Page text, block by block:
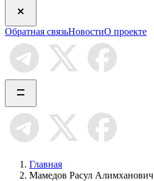
Обратная связьНовостиО проекте
Главная
Мамедов Расул Алимханович